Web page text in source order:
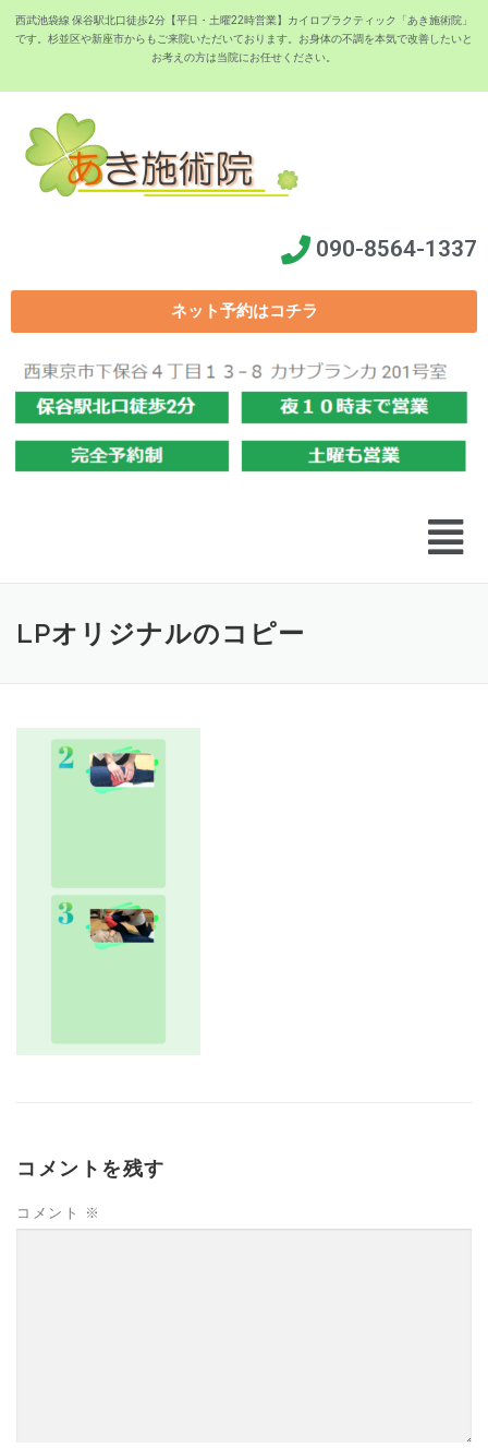
西武池袋線 保谷駅北口徒歩2分【平日・土曜22時営業】カイロプラクティック「あき施術院」
です。杉並区や新座市からもご来院いただいております。お身体の不調を本気で改善したいと
お考えの方は当院にお任せください。
090-8564-1337
ネット予約はコチラ
LPオリジナルのコピー
コメントを残す
コメント ※